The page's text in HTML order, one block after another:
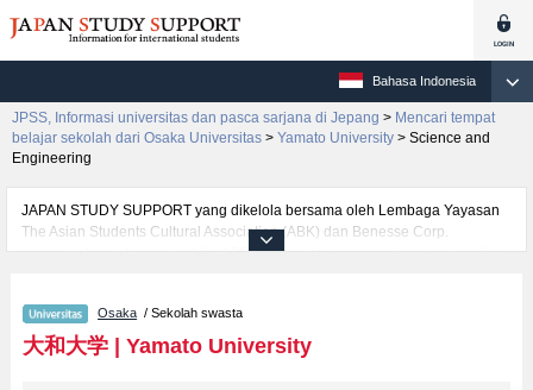
Bahasa Indonesia
JPSS, Informasi universitas dan pasca sarjana di Jepang > Mencari tempat
belajar sekolah dari Osaka Universitas > Yamato University > Science and
Engineering
JAPAN STUDY SUPPORT yang dikelola bersama oleh Lembaga Yayasan
The Asian Students Cultural Association (ABK) dan Benesse Corp.
menyediakan informasi sekitar 1300 universitas, pascasarjana, universitas
per fakultas seperti Fakultas Health SciencesatauFakultas Political Science
and EconomicsatauFakultas Science and EngineeringatauFakultas
SociologyatauFakultas Informatics, serta berbagai informasi yang berguna
Osaka / Sekolah swasta
大和大学| Yamato University